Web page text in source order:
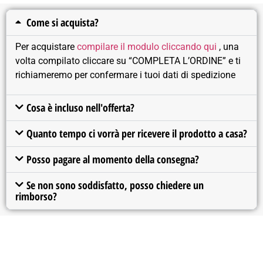
Come si acquista?
Per acquistare compilare il modulo cliccando qui , una
volta compilato cliccare su “COMPLETA L’ORDINE” e ti
richiameremo per confermare i tuoi dati di spedizione
Cosa è incluso nell'offerta?
Quanto tempo ci vorrà per ricevere il prodotto a casa?
Posso pagare al momento della consegna?
Se non sono soddisfatto, posso chiedere un
rimborso?